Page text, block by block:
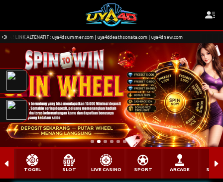
| uya4ddeathsonata.com | uya4dnew.com Selamat datang di Situs UYA !
TOGEL SLOT LIVE CASINO SPORT ARCADE
57**Oc***a telah berhasil WD sebesar Rp.4.200.000